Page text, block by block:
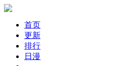
首页
更新
排行
日漫